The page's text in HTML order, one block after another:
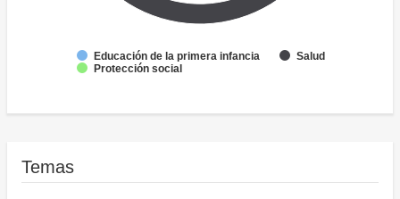
Educación de la primera infancia
Salud
Protección social
Temas